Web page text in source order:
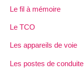
Le fil à mémoire
Le TCO
Les appareils de voie
Les postes de conduite